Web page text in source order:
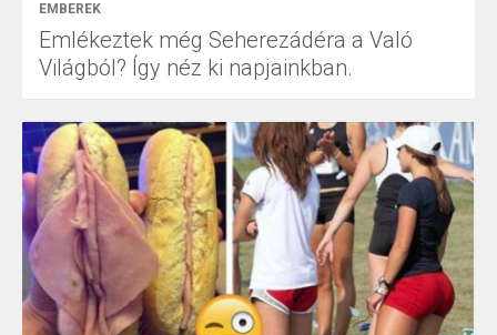
EMBEREK
Emlékeztek még Seherezádéra a Való
Világból? Így néz ki napjainkban.